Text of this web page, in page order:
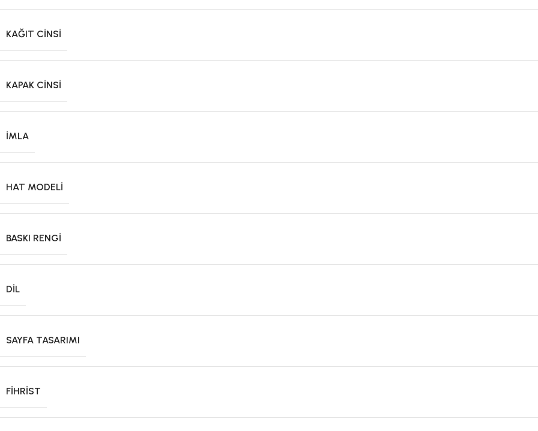
KAĞIT CINSI
KAPAK CINSI
İMLA
HAT MODELI
BASKI RENGI
DIL
SAYFA TASARIMI
FIHRIST